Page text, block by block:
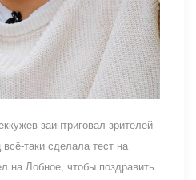
заинтриговал зрителей
таки сделала тест на
на Лобное, чтобы поздравить